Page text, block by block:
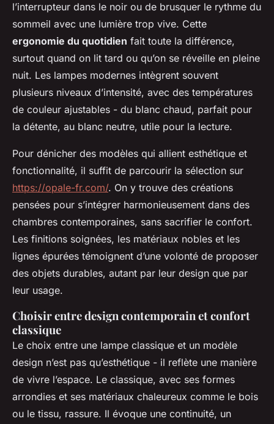
l’interrupteur dans le noir ou de brusquer le rythme du
sommeil avec une lumière trop vive. Cette
ergonomie du quotidien fait toute la différence,
surtout quand on lit tard ou qu’on se réveille en pleine
nuit. Les lampes modernes intègrent souvent
plusieurs niveaux d’intensité, avec des températures
de couleur ajustables - du blanc chaud, parfait pour
la détente, au blanc neutre, utile pour la lecture.
Pour dénicher des modèles qui allient esthétique et
fonctionnalité, il suffit de parcourir la sélection sur
https://opale-fr.com/. On y trouve des créations
pensées pour s’intégrer harmonieusement dans des
chambres contemporaines, sans sacrifier le confort.
Les finitions soignées, les matériaux nobles et les
lignes épurées témoignent d’une volonté de proposer
des objets durables, autant par leur design que par
leur usage.
Choisir entre design contemporain et confort
classique
Le choix entre une lampe classique et un modèle
design n’est pas qu’esthétique - il reflète une manière
de vivre l’espace. Le classique, avec ses formes
arrondies et ses matériaux chaleureux comme le bois
ou le tissu, rassure. Il évoque une continuité, un